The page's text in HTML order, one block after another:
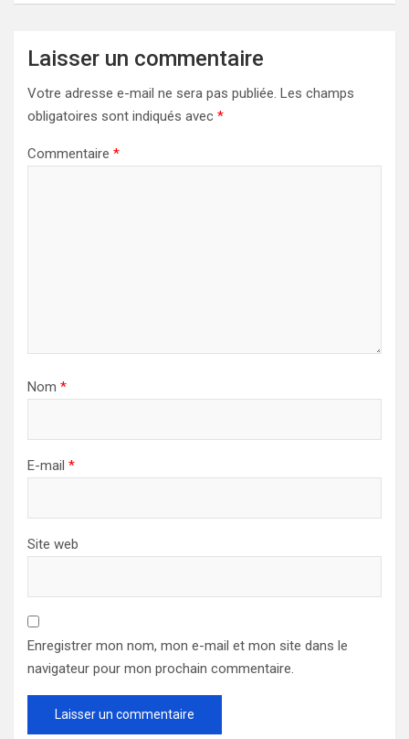
Laisser un commentaire
Votre adresse e-mail ne sera pas publiée. Les champs
obligatoires sont indiqués avec *
Commentaire *
Nom *
E-mail *
Site web
Enregistrer mon nom, mon e-mail et mon site dans le
navigateur pour mon prochain commentaire.